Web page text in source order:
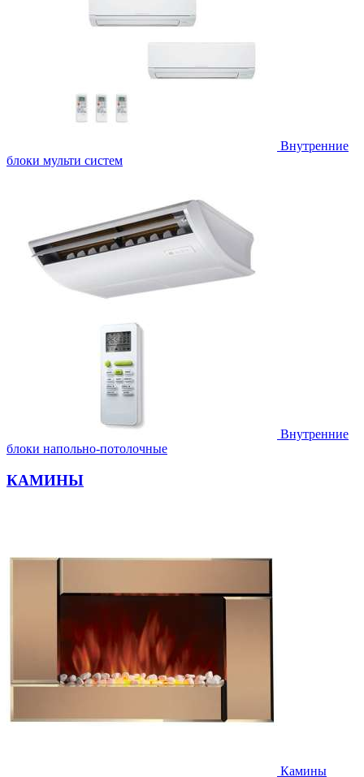
Внутренние
блоки мульти систем
Внутренние
блоки напольно-потолочные
КАМИНЫ
Камины